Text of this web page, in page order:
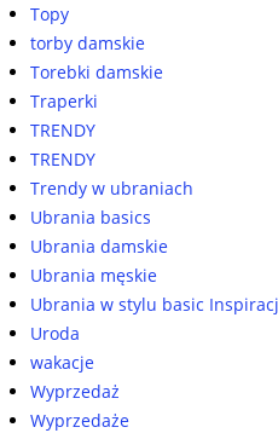
Topy
torby damskie
Torebki damskie
Traperki
TRENDY
TRENDY
Trendy w ubraniach
Ubrania basics
Ubrania damskie
Ubrania męskie
Ubrania w stylu basic
Uroda
wakacje
Wyprzedaż
Wyprzedaże